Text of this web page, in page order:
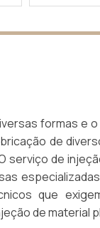
formas e
de
serviço de
que
de material